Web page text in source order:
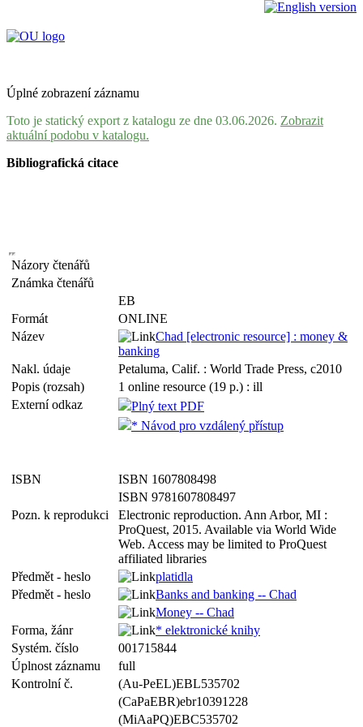
Úplné zobrazení záznamu
Toto je statický export z katalogu ze dne 03.06.2026. Zobrazit
aktuální podobu v katalogu.
Bibliografická citace
Názory čtenářů
Známka čtenářů
EB
Formát
ONLINE
Název
Chad [electronic resource] : money &
banking
Nakl. údaje
Petaluma, Calif. : World Trade Press, c2010
Popis (rozsah)
1 online resource (19 p.) : ill
Externí odkaz
Plný text PDF
* Návod pro vzdálený přístup
ISBN
ISBN 1607808498
ISBN 9781607808497
Pozn. k reprodukci
Electronic reproduction. Ann Arbor, MI :
ProQuest, 2015. Available via World Wide
Web. Access may be limited to ProQuest
affiliated libraries
Předmět - heslo
platidla
Předmět - heslo
Banks and banking -- Chad
Money -- Chad
Forma, žánr
* elektronické knihy
Systém. číslo
001715844
Úplnost záznamu
full
Kontrolní č.
(Au-PeEL)EBL535702
(CaPaEBR)ebr10391228
(MiAaPQ)EBC535702